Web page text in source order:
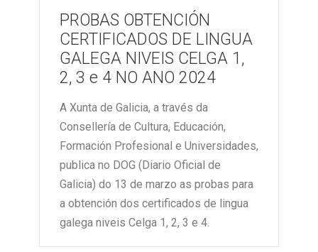
PROBAS OBTENCIÓN
CERTIFICADOS DE LINGUA
GALEGA NIVEIS CELGA 1,
2, 3 e 4 NO ANO 2024
A Xunta de Galicia, a través da
Consellería de Cultura, Educación,
Formación Profesional e Universidades,
publica no DOG (Diario Oficial de
Galicia) do 13 de marzo as probas para
a obtención dos certificados de lingua
galega niveis Celga 1, 2, 3 e 4.